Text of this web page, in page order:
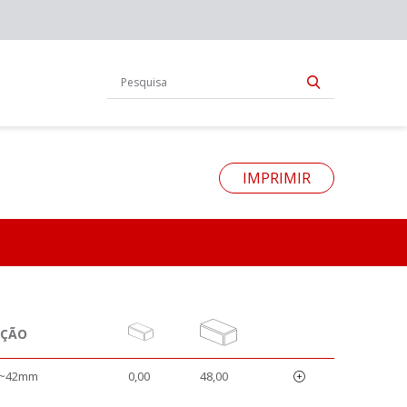
IMPRIMIR
0,00 48,00